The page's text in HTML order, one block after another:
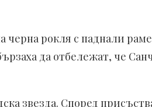
черна рокля с паднали
да отбележат, че
звезда. Според